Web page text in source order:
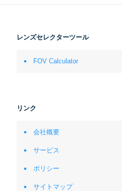
レンズセレクターツール
FOV Calculator
リンク
会社概要
サービス
ポリシー
サイトマップ